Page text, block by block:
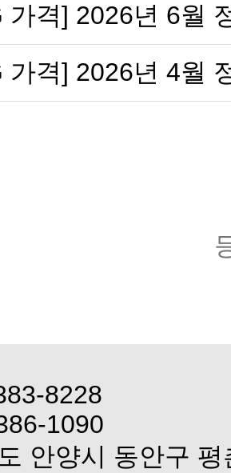
가격] 2026년 6월
가격] 2026년 4월
8228
1090
안양시 동안구